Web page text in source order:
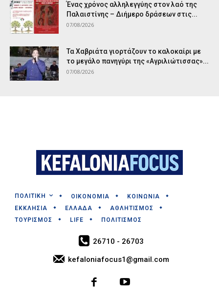
Ένας χρόνος αλληλεγγύης στον λαό της
Παλαιστίνης – Διήμερο δράσεων στις...
07/08/2026
Τα Χαβριάτα γιορτάζουν το καλοκαίρι με
το μεγάλο πανηγύρι της «Αγριλιώτισσας»...
07/08/2026
ΠΟΛΙΤΙΚΗ ΟΙΚΟΝΟΜΙΑ
ΚΟΙΝΩΝΙΑ
ΕΚΚΛΗΣΙΑ
ΕΛΛΑΔΑ
ΑΘΛΗΤΙΣΜΟΣ
ΤΟΥΡΙΣΜΟΣ
LIFE ΠΟΛΙΤΙΣΜΟΣ
26710 - 26703
kefaloniafocus1@gmail.com